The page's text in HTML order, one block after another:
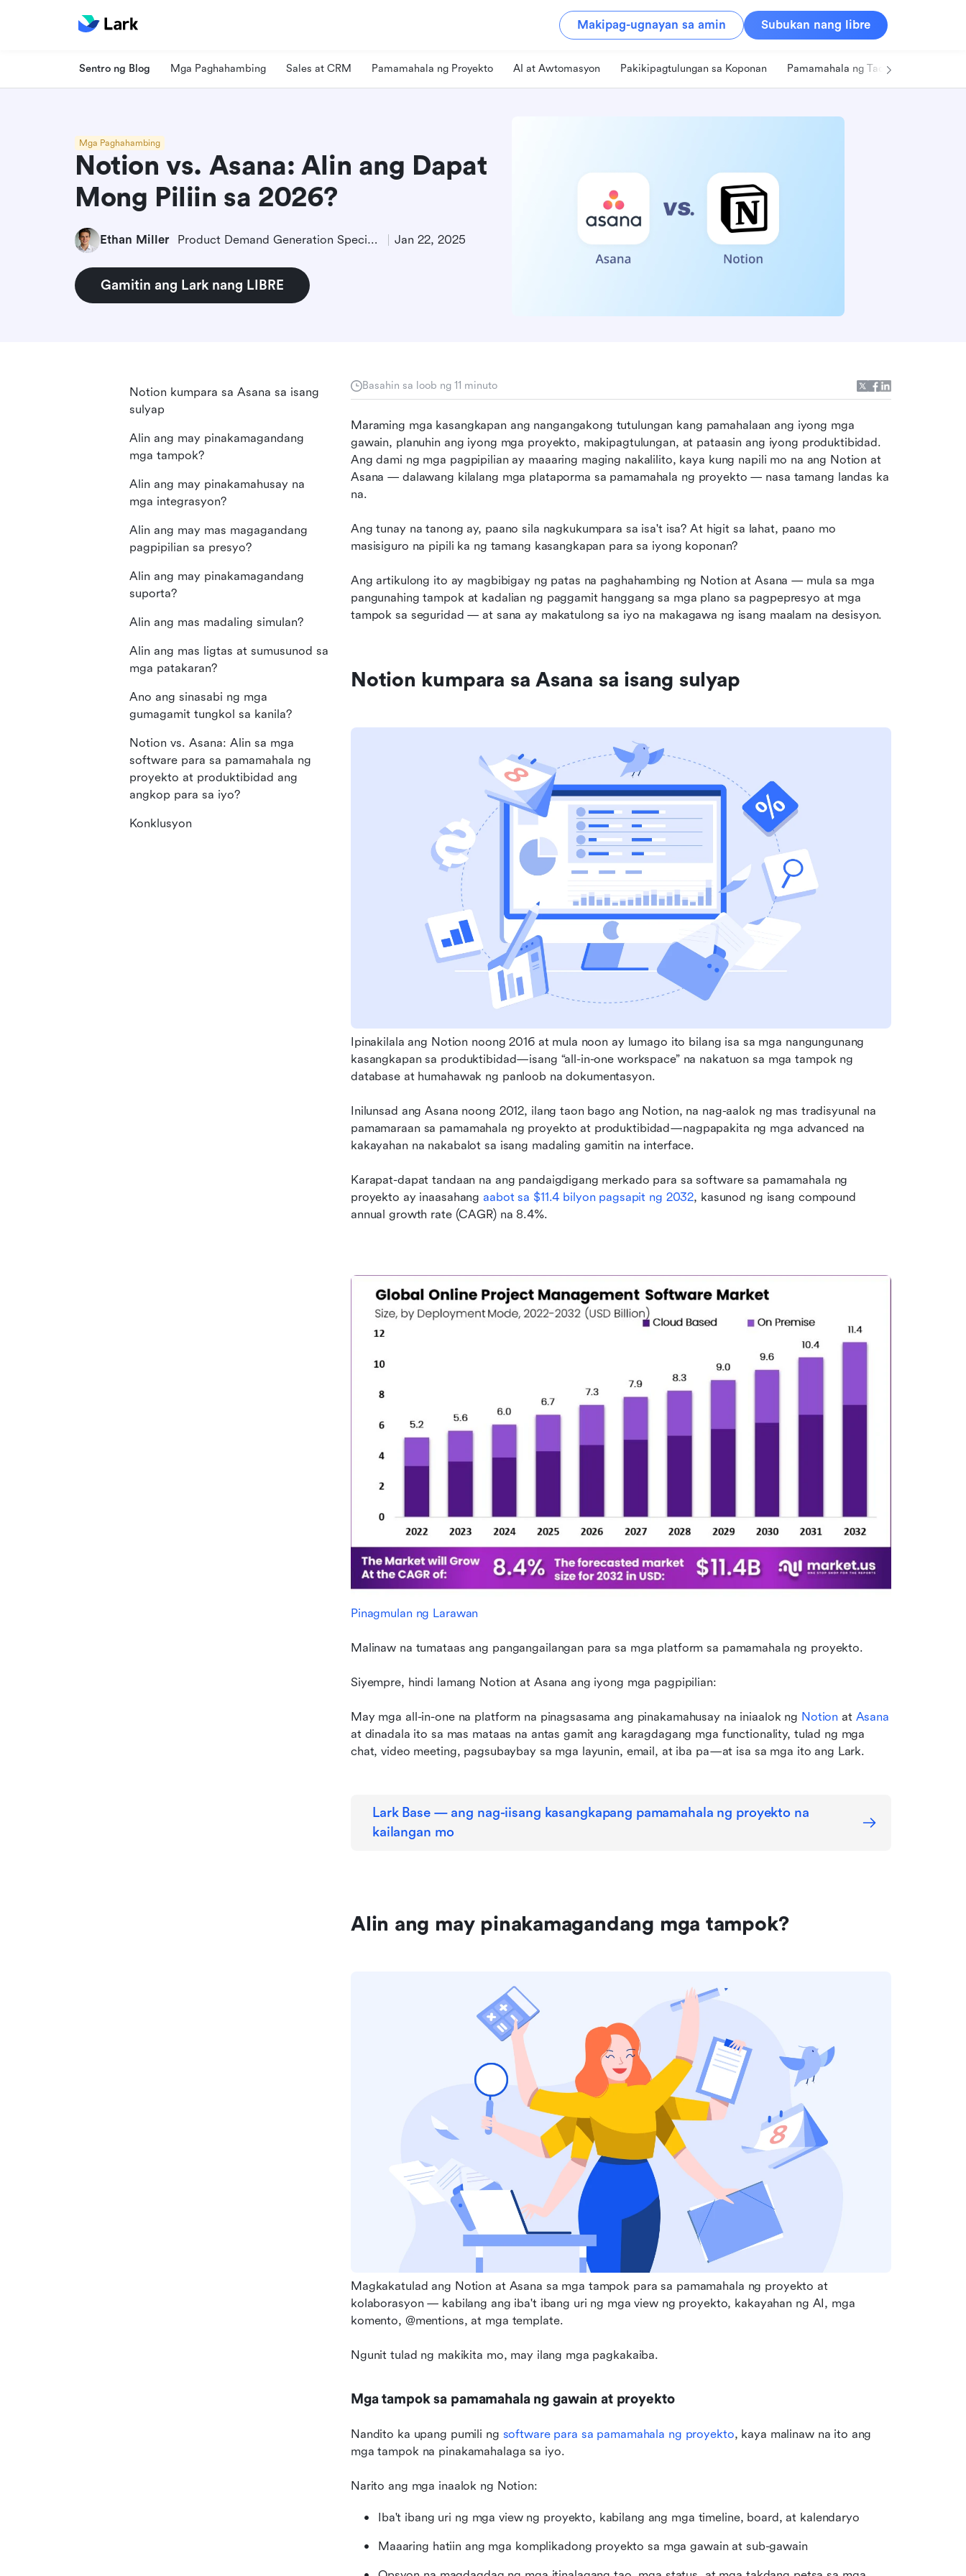
Makipag-ugnayan sa amin Subukan nang libre
Sentro ng Blog Mga Paghahambing Sales at CRM Pamamahala ng Proyekto AI at Awtomasyon Pakikipagtulungan sa Koponan Pamamahala ng Tao
Mga Paghahambing
Notion vs. Asana: Alin ang Dapat
Mong Piliin sa 2026?
Ethan Miller Product Demand Generation Specialist Jan 22, 2025
Gamitin ang Lark nang LIBRE
Basahin sa loob ng 11 minuto
Maraming mga kasangkapan ang nangangakong tutulungan kang pamahalaan ang iyong mga
gawain, planuhin ang iyong mga proyekto, makipagtulungan, at pataasin ang iyong produktibidad.
Ang dami ng mga pagpipilian ay maaaring maging nakalilito, kaya kung napili mo na ang Notion at
Asana — dalawang kilalang mga plataporma sa pamamahala ng proyekto — nasa tamang landas ka
na.
Ang tunay na tanong ay, paano sila nagkukumpara sa isa't isa? At higit sa lahat, paano mo
masisiguro na pipili ka ng tamang kasangkapan para sa iyong koponan?
Ang artikulong ito ay magbibigay ng patas na paghahambing ng Notion at Asana — mula sa mga
pangunahing tampok at kadalian ng paggamit hanggang sa mga plano sa pagpepresyo at mga
tampok sa seguridad — at sana ay makatulong sa iyo na makagawa ng isang maalam na desisyon.
Notion kumpara sa Asana sa isang sulyap
Ipinakilala ang Notion noong 2016 at mula noon ay lumago ito bilang isa sa mga nangungunang
kasangkapan sa produktibidad—isang “all-in-one workspace” na nakatuon sa mga tampok ng
database at humahawak ng panloob na dokumentasyon.
Inilunsad ang Asana noong 2012, ilang taon bago ang Notion, na nag-aalok ng mas tradisyunal na
pamamaraan sa pamamahala ng proyekto at produktibidad—nagpapakita ng mga advanced na
kakayahan na nakabalot sa isang madaling gamitin na interface.
Karapat-dapat tandaan na ang pandaigdigang merkado para sa software sa pamamahala ng
proyekto ay inaasahang aabot sa $11.4 bilyon pagsapit ng 2032, kasunod ng isang compound
annual growth rate (CAGR) na 8.4%.
Pinagmulan ng Larawan
Malinaw na tumataas ang pangangailangan para sa mga platform sa pamamahala ng proyekto.
Siyempre, hindi lamang Notion at Asana ang iyong mga pagpipilian:
May mga all-in-one na platform na pinagsasama ang pinakamahusay na iniaalok ng Notion at Asana
at dinadala ito sa mas mataas na antas gamit ang karagdagang mga functionality, tulad ng mga
chat, video meeting, pagsubaybay sa mga layunin, email, at iba pa—at isa sa mga ito ang Lark.
Lark Base — ang nag-iisang kasangkapang pamamahala ng proyekto na
kailangan mo
Alin ang may pinakamagandang mga tampok?
Magkakatulad ang Notion at Asana sa mga tampok para sa pamamahala ng proyekto at
kolaborasyon — kabilang ang iba't ibang uri ng mga view ng proyekto, kakayahan ng AI, mga
komento, @mentions, at mga template.
Ngunit tulad ng makikita mo, may ilang mga pagkakaiba.
Mga tampok sa pamamahala ng gawain at proyekto
Nandito ka upang pumili ng software para sa pamamahala ng proyekto, kaya malinaw na ito ang
mga tampok na pinakamahalaga sa iyo.
Narito ang mga inaalok ng Notion:
Iba't ibang uri ng mga view ng proyekto, kabilang ang mga timeline, board, at kalendaryo
Maaaring hatiin ang mga komplikadong proyekto sa mga gawain at sub-gawain
Notion kumpara sa Asana sa isang
sulyap
Alin ang may pinakamagandang
mga tampok?
Alin ang may pinakamahusay na
mga integrasyon?
Alin ang may mas magagandang
pagpipilian sa presyo?
Alin ang may pinakamagandang
suporta?
Alin ang mas madaling simulan?
Alin ang mas ligtas at sumusunod sa
mga patakaran?
Ano ang sinasabi ng mga
gumagamit tungkol sa kanila?
Notion vs. Asana: Alin sa mga
software para sa pamamahala ng
proyekto at produktibidad ang
angkop para sa iyo?
Konklusyon